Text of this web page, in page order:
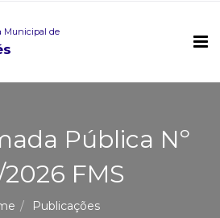
Municipal de
Pública Nº
FMS
Publicações